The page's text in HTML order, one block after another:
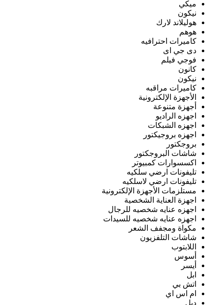
ميكي
نيكون
هوليلاند لارك
هوهم
كاميرات احترافيه
دى جي اى
فوجي فيلم
كانون
نيكون
كاميرات مراقبه
الأجهزة الإلكترونية
أجهزة متنوعة
اجهزه الراديو
اجهزه الشبكات
اجهزه بروجيكتور
بروجكتور
شاشات البروجكتور
اكسسوارات كمبيوتر
تليفونات ارضي سلكيه
تليفونات ارضي لاسلكيه
مستلزمات الأجهزة الإلكترونية
اجهزة العناية الشخصية
اجهزه عنايه شخصيه للرجال
اجهزه عنايه شخصيه للسيدات
مكواة ومجفف الشعر
شاشات التلفزيون
اللابتوب
أسوس
أيسر
ابل
اتش بي
ام اس اي
ديل